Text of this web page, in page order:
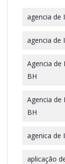
agencia de
agencia de
Agencia de
BH
Agencia de
BH
agenica de
aplicação